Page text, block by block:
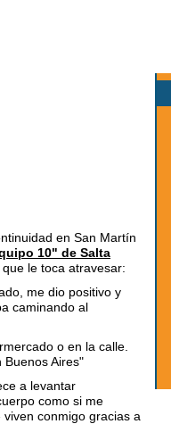
en San Martín
10" de Salta
le toca atravesar:
me dio positivo y
caminando al
o en la calle.
Aires"
a levantar
como si me
conmigo gracias a